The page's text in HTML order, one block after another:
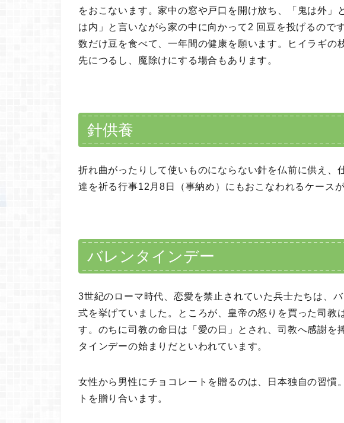
をおこないます。家中の窓や戸口を開け放ち、「鬼は外」
は内」と言いながら家の中に向かって2 回豆を投げるので
数だけ豆を食べて、一年間の健康を願います。ヒイラギの
先につるし、魔除けにする場合もあります。
針供養
折れ曲がったりして使いものにならない針を仏前に供え、
達を祈る行事12月8日（事納め）にもおこなわれるケースが
バレンタインデー
3世紀のローマ時代、恋愛を禁止されていた兵士たちは、
式を挙げていました。ところが、皇帝の怒りを買った司教
す。のちに司教の命日は「愛の日」とされ、司教へ感謝を
タインデーの始まりだといわれています。
女性から男性にチョコレートを贈るのは、日本独自の習慣
トを贈り合います。